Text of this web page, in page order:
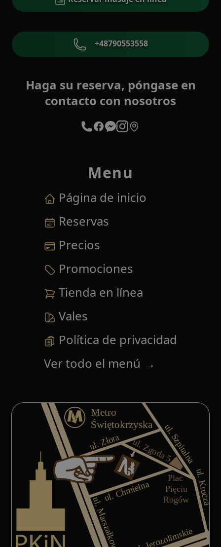
+48790553558
Haga su reserva, póngase en
contacto con nosotros
Menu
Página de inicio
Reservas
Precios
Promociones
Tienda en línea
Vales
Política de privacidad
Ver todo el menú →